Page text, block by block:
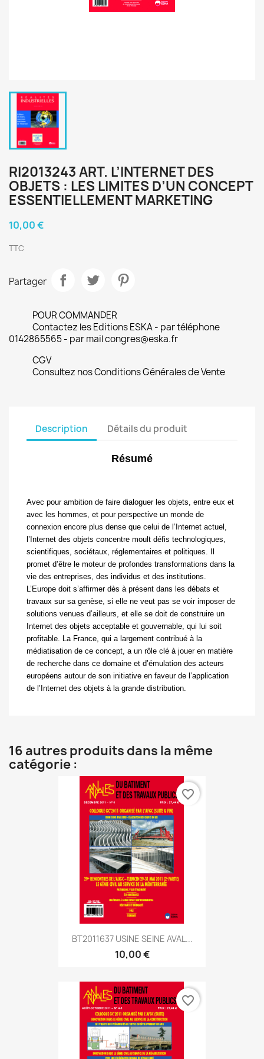
RI2013243 ART. L’INTERNET DES
OBJETS : LES LIMITES D’UN CONCEPT
ESSENTIELLEMENT MARKETING
10,00 €
TTC
Partager
POUR COMMANDER
Contactez les Editions ESKA - par téléphone
0142865565 - par mail congres@eska.fr
CGV
Consultez nos Conditions Générales de Vente
Description Détails du produit
Résumé
Avec pour ambition de faire dialoguer les objets, entre eux et
avec les hommes, et pour perspective un monde de
connexion encore plus dense que celui de l’Internet actuel,
l’Internet des objets concentre moult défis technologiques,
scientifiques, sociétaux, réglementaires et politiques. Il
promet d’être le moteur de profondes transformations dans la
vie des entreprises, des individus et des institutions.
L’Europe doit s’affirmer dès à présent dans les débats et
travaux sur sa genèse, si elle ne veut pas se voir imposer de
solutions venues d’ailleurs, et elle se doit de construire un
Internet des objets acceptable et gouvernable, qui lui soit
profitable. La France, qui a largement contribué à la
médiatisation de ce concept, a un rôle clé à jouer en matière
de recherche dans ce domaine et d’émulation des acteurs
européens autour de son initiative en faveur de l’application
de l’Internet des objets à la grande distribution.
16 autres produits dans la même
catégorie :
BT2011637 USINE SEINE AVAL...
10,00 €
favorite_border
favorite_border